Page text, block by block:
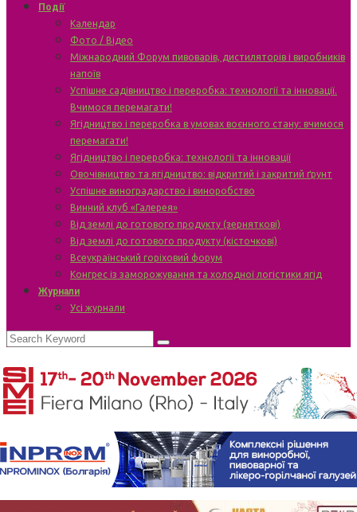
Події
Календар
Фото / Відео
Міжнародний Форум пивоварів, дистиляторів і виробників
напоїв
Успішне садівництво і переробка: технології та інновації.
Вчимося перемагати!
Ягідництво і переробка в умовах воєнного стану: вчимося
перемагати!
Ягідництво і переробка: технології та інновації
Овочівництво та ягідництво: відкритий і закритий ґрунт
Успішне виноградарство і виноробство
Винний клуб «Галерея»
Від землі до готового продукту (зерняткові)
Від землі до готового продукту (кісточкові)
Всеукраїнський горіховий форум
Конгрес із заморожування та холодної логістики ягід
Журнали
Усі журнали